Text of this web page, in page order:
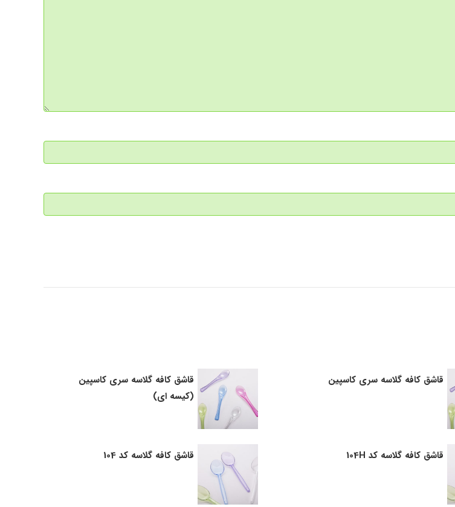
قاشق کافه گلاسه سری کاسپین
قاشق کافه گلاسه سری کاسپین
(کیسه ای)
قاشق کافه گلاسه کد 104H قاشق کافه گلاسه کد 104